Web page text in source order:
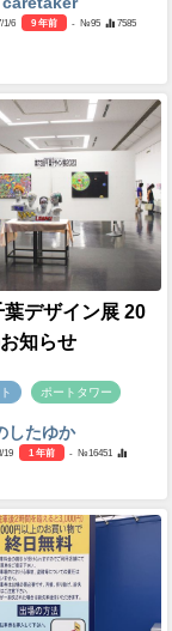
1/6 9 年前 - №95 7585
デザイン展 20
知らせ
ポートタワー
したゆか
19 1 年前
- №16451